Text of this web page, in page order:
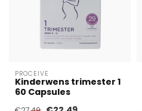
PROCEIVE
Kinderwens trimester 1
60 Capsules